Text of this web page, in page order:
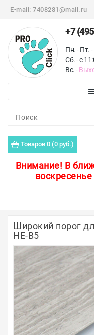
E-mail: 7408281@mail.ru
+7
Пн. - Пт.
Сб. - с
Вс. -
Товаров 0 (0 руб.)
Внимание! В
Пороги для пола
Защитные уголки
Полосы из металла
Плинтуса
Профили для стекла и
Обводы для труб
Алюминиевые
Широкий порог
НЕ-В5